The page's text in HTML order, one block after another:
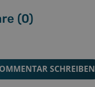
(0)
SCHREIBEN